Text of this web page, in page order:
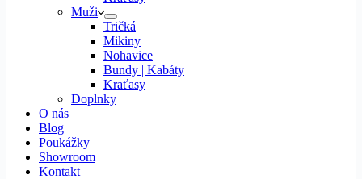
Muži
Tričká
Mikiny
Nohavice
Bundy | Kabáty
Kraťasy
Doplnky
O nás
Blog
Poukážky
Showroom
Kontakt